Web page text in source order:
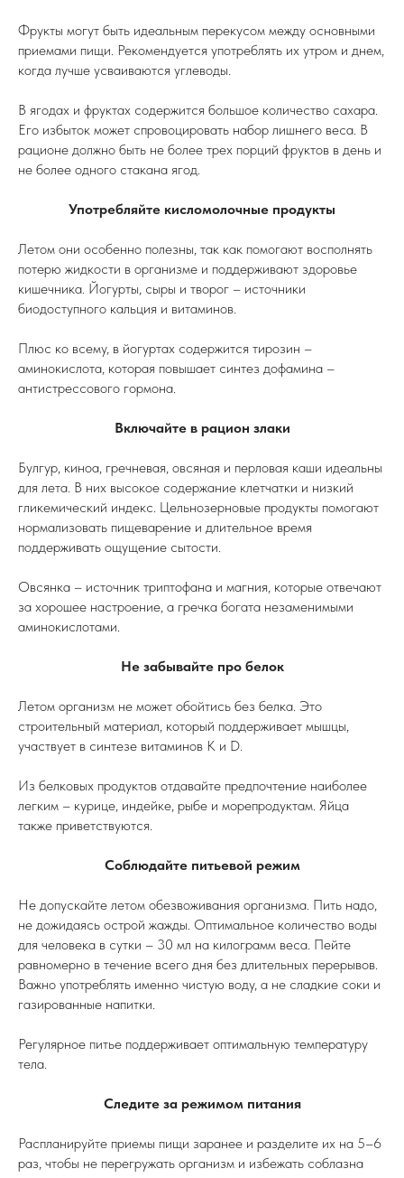
Фрукты могут быть идеальным перекусом между основными
приемами пищи. Рекомендуется употреблять их утром и днем,
когда лучше усваиваются углеводы.
В ягодах и фруктах содержится большое количество сахара.
Его избыток может спровоцировать набор лишнего веса. В
рационе должно быть не более трех порций фруктов в день и
не более одного стакана ягод.
Употребляйте кисломолочные продукты
Летом они особенно полезны, так как помогают восполнять
потерю жидкости в организме и поддерживают здоровье
кишечника. Йогурты, сыры и творог – источники
биодоступного кальция и витаминов.
Плюс ко всему, в йогуртах содержится тирозин –
аминокислота, которая повышает синтез дофамина –
антистрессового гормона.
Включайте в рацион злаки
Булгур, киноа, гречневая, овсяная и перловая каши идеальны
для лета. В них высокое содержание клетчатки и низкий
гликемический индекс. Цельнозерновые продукты помогают
нормализовать пищеварение и длительное время
поддерживать ощущение сытости.
Овсянка – источник триптофана и магния, которые отвечают
за хорошее настроение, а гречка богата незаменимыми
аминокислотами.
Не забывайте про белок
Летом организм не может обойтись без белка. Это
строительный материал, который поддерживает мышцы,
участвует в синтезе витаминов К и D.
Из белковых продуктов отдавайте предпочтение наиболее
легким – курице, индейке, рыбе и морепродуктам. Яйца
также приветствуются.
Соблюдайте питьевой режим
Не допускайте летом обезвоживания организма. Пить надо,
не дожидаясь острой жажды. Оптимальное количество воды
для человека в сутки – 30 мл на килограмм веса. Пейте
равномерно в течение всего дня без длительных перерывов.
Важно употреблять именно чистую воду, а не сладкие соки и
газированные напитки.
Регулярное питье поддерживает оптимальную температуру
тела.
Следите за режимом питания
Распланируйте приемы пищи заранее и разделите их на 5–6
раз, чтобы не перегружать организм и избежать соблазна